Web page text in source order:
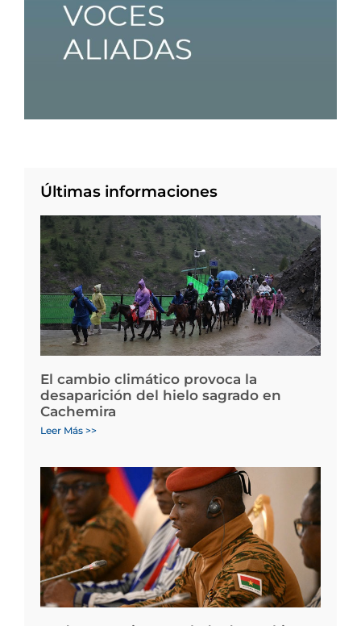
Últimas informaciones
El cambio climático provoca la
desaparición del hielo sagrado en
Cachemira
Leer Más >>